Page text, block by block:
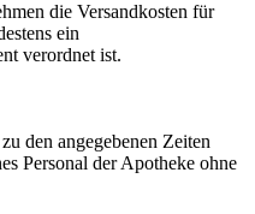
die Versandkosten für
ein
verordnet ist.
den angegebenen Zeiten
Personal der Apotheke ohne